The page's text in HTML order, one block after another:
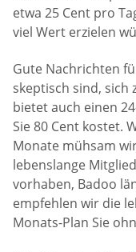
etwa 25 Cent pro
viel Wert erzielen
Gute Nachrichten
skeptisch sind, sich
bietet auch einen
Sie 80 Cent kostet.
Monate mühsam
lebenslange
vorhaben, Badoo
empfehlen wir die
Monats-Plan Sie